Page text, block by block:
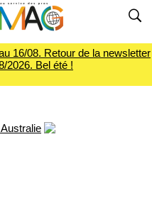
16/08. Retour de la newsletter
2026. Bel été !